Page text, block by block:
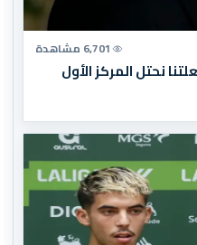
6,701 مشاهدة
نحتل المركز الأول